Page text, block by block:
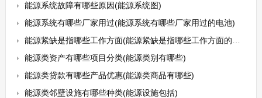
能源系统故障有哪些原因(能源系统图)
能源系统有哪些厂家用过(能源系统有哪些厂家用过的电池)
能源紧缺是指哪些工作方面(能源紧缺是指哪些工作方面的内容)
能源类资产有哪些项目分类(能源类别有哪些)
能源类贷款有哪些产品优惠(能源类商品有哪些)
能源类邻壁设施有哪些种类(能源设施包括)